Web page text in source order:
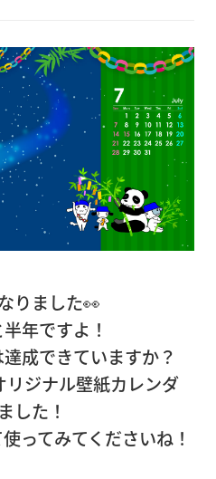
りました👀
年ですよ！
成できていますか？
リジナル壁紙カレンダ
した！
ってみてくださいね！